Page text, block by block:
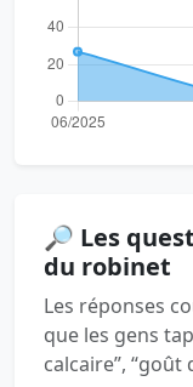
🔎 Les
du robinet
Les réponses
que les gens
calcaire”, “goût